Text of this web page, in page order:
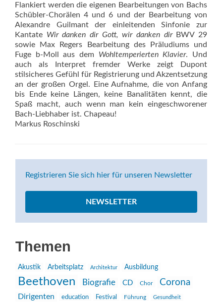
Flankiert werden die eigenen Bearbeitungen von Bachs
Schübler-Chorälen 4 und 6 und der Bearbeitung von
Alexandre Guilmant der einleitenden Sinfonie zur
Kantate Wir danken dir Gott, wir danken dirBWV 29
sowie Max Regers Bearbeitung des Präludiums und
Fuge b-Moll aus dem Wohltemperierten Klavier. Und
auch als Interpret fremder Werke zeigt Dupont
stilsicheres Gefühl für Registrierung und Akzentsetzung
an der großen Orgel. Eine Aufnahme, die von Anfang
bis Ende keine Längen, keine Banalitäten kennt, die
Spaß macht, auch wenn man kein eingeschworener
Bach-Liebhaber ist. Chapeau!
Markus Roschinski
Registrieren Sie sich hier für unseren Newsletter
NEWSLETTER
Themen
Akustik Arbeitsplatz Architektur Ausbildung
Beethoven Biografie CD Chor Corona
Dirigenten education Festival Führung Gesundheit